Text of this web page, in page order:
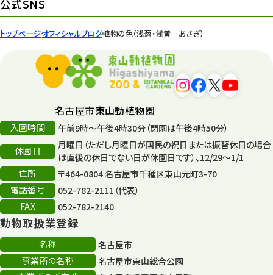
トップページオフィシャルブログ植物の色（浅葱・浅黄 あさぎ）
平和公園
森のとこやさん
再生
再生フォーラム
80周年
その他
公式SNS
名古屋市東山動植物園
入園時間
午前9時～午後4時30分（閉園は午後4時50分）
休園日
月曜日（ただし月曜日が国民の祝日または振替休日の場合
は直後の休日でない日が休園日です）、12/29～1/1
住所
〒464-0804 名古屋市千種区東山元町3-70
電話番号
052-782-2111（代表）
FAX
052-782-2140
動物取扱業登録
名称
名古屋市
事業所の名称
名古屋市東山総合公園